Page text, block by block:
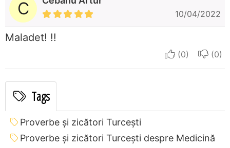
C 10/04/2022
Maladet! !!
I apreciate
I
Tags
Proverbe și zicători Turceşti
Proverbe și zicători Turceşti despre Medicină